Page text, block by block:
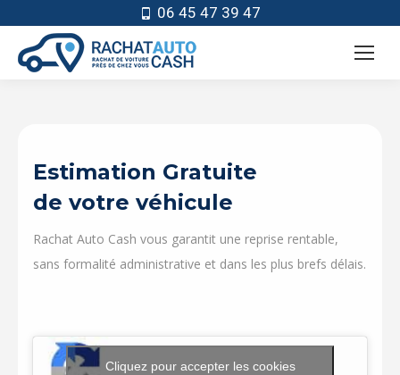
06 45 47 39 47
Estimation Gratuite
de votre véhicule
Rachat Auto Cash vous garantit une reprise rentable,
sans formalité administrative et dans les plus brefs délais.
Cliquez pour accepter les cookies